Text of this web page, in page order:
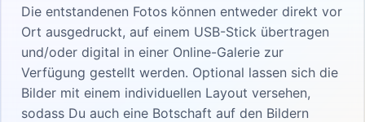
Die entstandenen Fotos können entweder direkt vor
Ort ausgedruckt, auf einem USB-Stick übertragen
und/oder digital in einer Online-Galerie zur
Verfügung gestellt werden. Optional lassen sich die
Bilder mit einem individuellen Layout versehen,
sodass Du auch eine Botschaft auf den Bildern